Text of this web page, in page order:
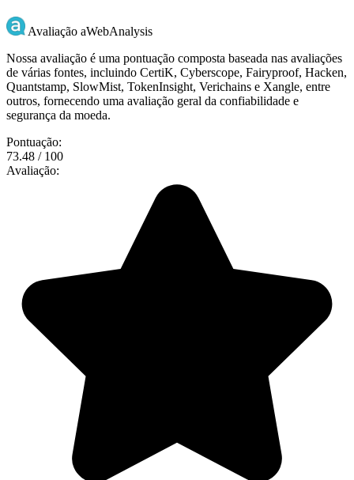
Avaliação aWebAnalysis
Nossa avaliação é uma pontuação composta baseada nas avaliações
de várias fontes, incluindo CertiK, Cyberscope, Fairyproof, Hacken,
Quantstamp, SlowMist, TokenInsight, Verichains e Xangle, entre
outros, fornecendo uma avaliação geral da confiabilidade e
segurança da moeda.
Pontuação:
73.48 / 100
Avaliação: